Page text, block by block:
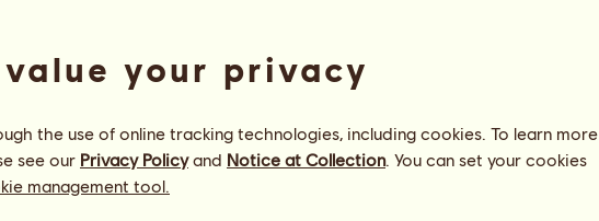
na sprzedaż
Osiągnięcia
Umiejętności/Genetyka
Przedmioty
value your privacy
the use of online tracking technologies, including cookies. To learn more
see our Privacy Policyand Notice at Collection. You can set your cookies
management tool.